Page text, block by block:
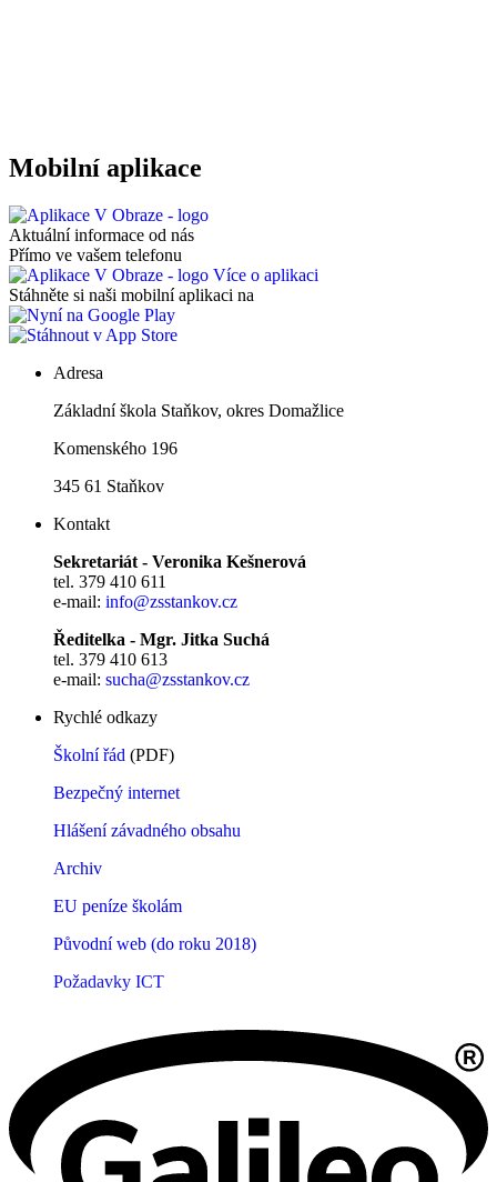
Mobilní aplikace
Aktuální informace od nás
Přímo ve vašem telefonu
Více o aplikaci
Stáhněte si naši mobilní aplikaci na
Adresa
Základní škola Staňkov, okres Domažlice
Komenského 196
345 61 Staňkov
Kontakt
Sekretariát - Veronika Kešnerová
tel. 379 410 611
e-mail: info@zsstankov.cz
Ředitelka - Mgr. Jitka Suchá
tel. 379 410 613
e-mail: sucha@zsstankov.cz
Rychlé odkazy
Školní řád (PDF)
Bezpečný internet
Hlášení závadného obsahu
Archiv
EU peníze školám
Původní web (do roku 2018)
Požadavky ICT